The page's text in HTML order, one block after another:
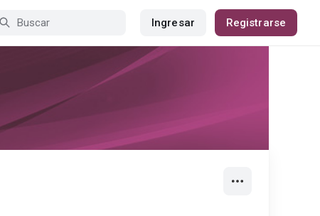
Ingresar Registrarse